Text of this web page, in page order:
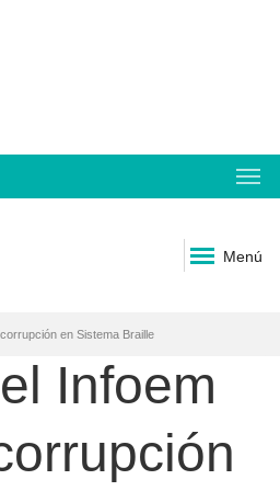
Menú
en Sistema Braille
Infoem